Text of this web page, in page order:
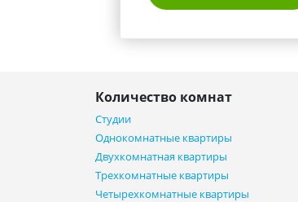
Количество комнат
Студии
Однокомнатные квартиры
Двухкомнатная квартиры
Трехкомнатные квартиры
Четырехкомнатные квартиры